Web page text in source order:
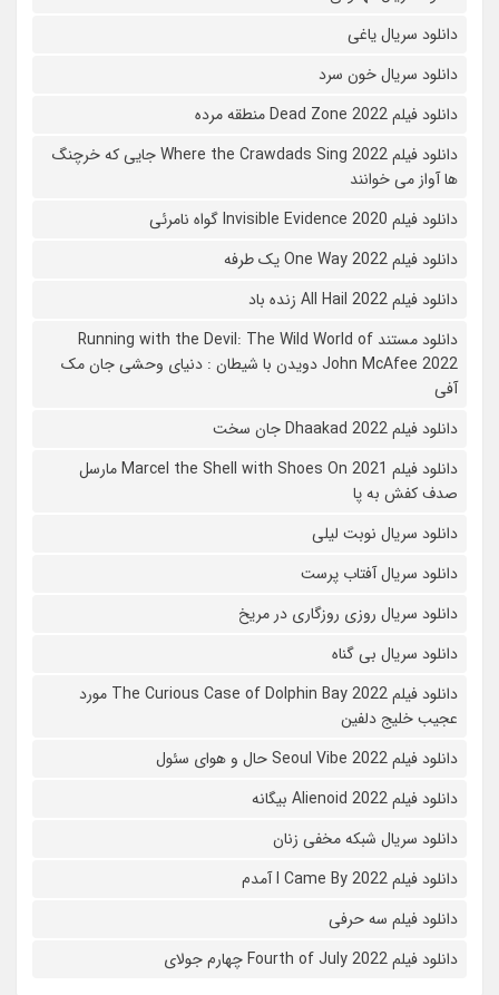
دانلود سریال یاغی
دانلود سریال خون سرد
دانلود فیلم 2022 Dead Zone منطقه مرده
دانلود فیلم Where the Crawdads Sing 2022 جایی که خرچنگ
ها آواز می خوانند
دانلود فیلم 2020 Invisible Evidence گواه نامرئی
دانلود فیلم One Way 2022 یک طرفه
دانلود فیلم All Hail 2022 زنده باد
دانلود مستند Running with the Devil: The Wild World of
John McAfee 2022 دویدن با شیطان : دنیای وحشی جان مک
آفی
دانلود فیلم Dhaakad 2022 جان سخت
دانلود فیلم Marcel the Shell with Shoes On 2021 مارسل
صدف کفش به پا
دانلود سریال نوبت لیلی
دانلود سریال آفتاب پرست
دانلود سریال روزی روزگاری در مریخ
دانلود سریال بی گناه
دانلود فیلم The Curious Case of Dolphin Bay 2022 مورد
عجیب خلیج دلفین
دانلود فیلم Seoul Vibe 2022 حال و هوای سئول
دانلود فیلم Alienoid 2022 بیگانه
دانلود سریال شبکه مخفی زنان
دانلود فیلم I Came By 2022 آمدم
دانلود فیلم سه حرفی
دانلود فیلم Fourth of July 2022 چهارم جولای